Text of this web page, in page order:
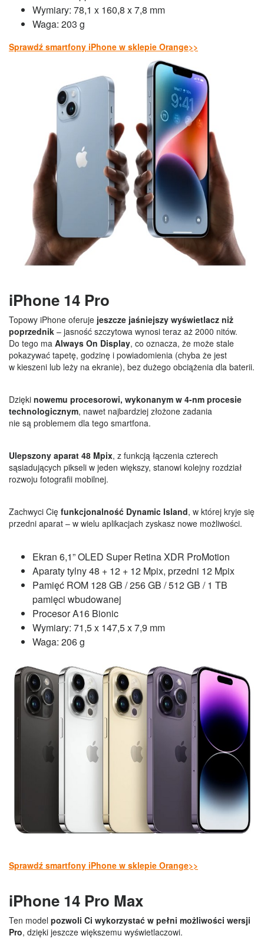
Wymiary: 78,1 x 160,8 x 7,8 mm
Waga: 203 g
Sprawdź smartfony iPhone w sklepie Orange>>
iPhone 14 Pro
Topowy iPhone oferuje jeszcze jaśniejszy wyświetlacz niż
poprzednik – jasność szczytowa wynosi teraz aż 2000 nitów.
Do tego ma Always On Display, co oznacza, że może stale
pokazywać tapetę, godzinę i powiadomienia (chyba że jest
w kieszeni lub leży na ekranie), bez dużego obciążenia dla baterii.
Dzięki nowemu procesorowi, wykonanym w 4-nm procesie
technologicznym, nawet najbardziej złożone zadania
nie są problemem dla tego smartfona.
Ulepszony aparat 48 Mpix, z funkcją łączenia czterech
sąsiadujących pikseli w jeden większy, stanowi kolejny rozdział
rozwoju fotografii mobilnej.
Zachwyci Cię funkcjonalność Dynamic Island, w której kryje się
przedni aparat – w wielu aplikacjach zyskasz nowe możliwości.
Ekran 6,1” OLED Super Retina XDR ProMotion
Aparaty tylny 48 + 12 + 12 Mpix, przedni 12 Mpix
Pamięć ROM 128 GB / 256 GB / 512 GB / 1 TB
pamięci wbudowanej
Procesor A16 Bionic
Wymiary: 71,5 x 147,5 x 7,9 mm
Waga: 206 g
Sprawdź smartfony iPhone w sklepie Orange>>
iPhone 14 Pro Max
Ten model pozwoli Ci wykorzystać w pełni możliwości wersji
Pro, dzięki jeszcze większemu wyświetlaczowi.